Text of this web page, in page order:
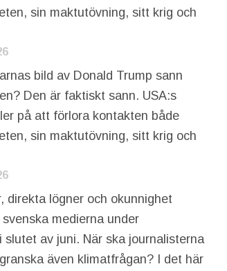
sin maktutövning, sitt krig och
bild av Donald Trump sann
Den är faktiskt sann. USA:s
på att förlora kontakten både
sin maktutövning, sitt krig och
direkta lögner och okunnighet
medierna under
slutet av juni. När ska journalisterna
även klimatfrågan? I det här